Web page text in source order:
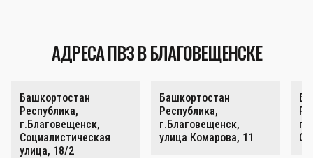
АДРЕСА ПВЗ В БЛАГОВЕЩЕНСКЕ
Башкортостан
Республика,
г.Благовещенск,
Социалистическая
улица, 18/2
Башкортостан
Республика,
г.Благовещенск,
улица Комарова, 11